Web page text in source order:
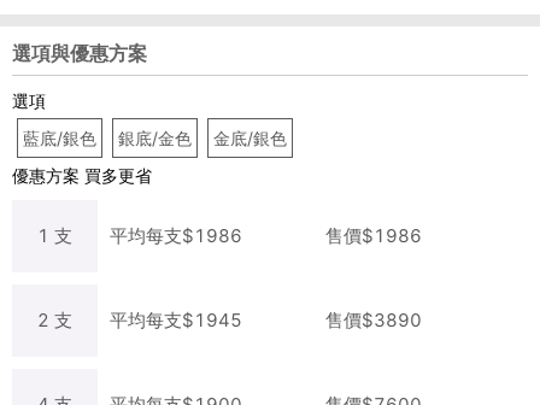
選項與優惠方案
選項
藍底/銀色
銀底/金色
金底/銀色
優惠方案 買多更省
1 支 平均每支$1986 售價$1986
2 支 平均每支$1945 售價$3890